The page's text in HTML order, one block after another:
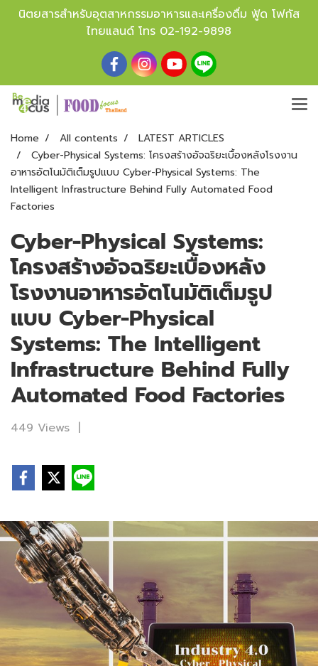
นิตยสารสำหรับอุตสาหกรรมอาหารและเครื่องดื่ม ฟู้ด โฟกัส
ไทยแลนด์ โทร 02-192-9898
Home All contents
LATEST ARTICLES
Cyber-Physical Systems: โครงสร้างอัจฉริยะเบื้องหลังโรงงาน
อาหารอัตโนมัติเต็มรูปแบบ Cyber-Physical Systems: The
Intelligent Infrastructure Behind Fully Automated Food
Factories
Cyber-Physical Systems:
โครงสร้างอัจฉริยะเบื้องหลัง
โรงงานอาหารอัตโนมัติเต็มรูป
แบบ Cyber-Physical
Systems: The Intelligent
Infrastructure Behind Fully
Automated Food Factories
449 Views |